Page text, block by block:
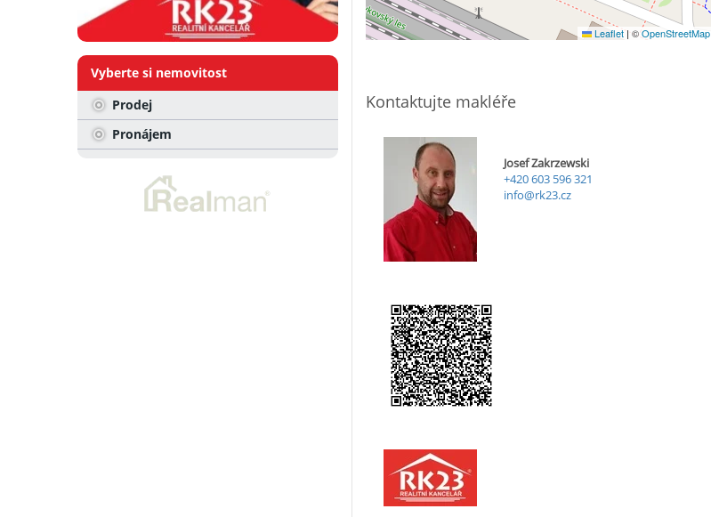
Vyberte si nemovitost
Prodej
Pronájem
Leaflet | ©OpenStreetMap
Kontaktujte makléře
Josef Zakrzewski
+420 603 596 321
info@rk23.cz